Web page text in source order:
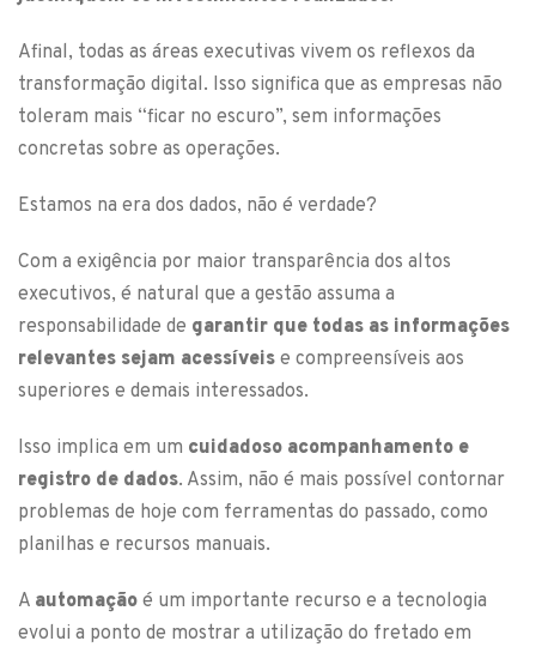
Afinal, todas as áreas executivas vivem os reflexos da
transformação digital. Isso significa que as empresas não
toleram mais “ficar no escuro”, sem informações
concretas sobre as operações.
Estamos na era dos dados, não é verdade?
Com a exigência por maior transparência dos altos
executivos, é natural que a gestão assuma a
responsabilidade de garantir que todas as informações
relevantes sejam acessíveis e compreensíveis aos
superiores e demais interessados.
Isso implica em um cuidadoso acompanhamento e
registro de dados. Assim, não é mais possível contornar
problemas de hoje com ferramentas do passado, como
planilhas e recursos manuais.
A automação é um importante recurso e a tecnologia
evolui a ponto de mostrar a utilização do fretado em